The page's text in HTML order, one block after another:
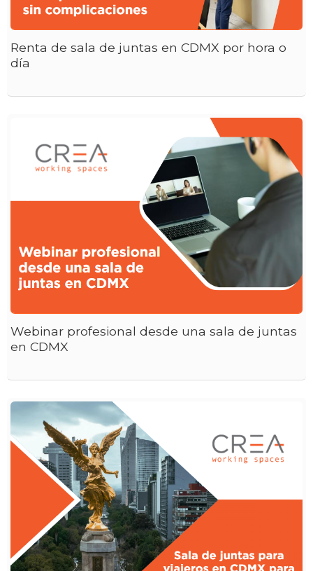
Renta de sala de juntas en CDMX por hora o
día
Webinar profesional desde una sala de juntas
en CDMX